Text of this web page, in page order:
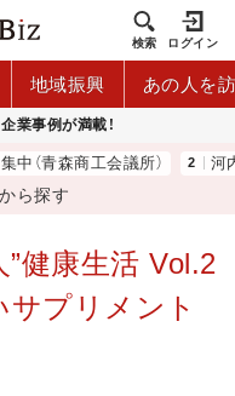
検索 ログイン
地域振興 あの人を
業事例が満載！
青森商工会議所） 河内
ら探す
健康生活 Vol.2
プリメント